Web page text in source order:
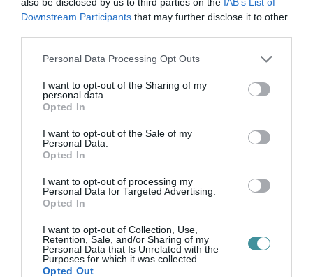
Downstream Participants that may further disclose it to other
Please note that this website/app uses one or more Google
not limited to your visit or usage behaviour. You may click to
grant or deny consent to Google and its third-party tags to
use your data for below specified purposes in below Google
consent section.
Personal Data Processing Opt Outs
I want to opt-out of the Sharing of my
personal data.
Opted In
I want to opt-out of the Sale of my
Personal Data.
Opted In
I want to opt-out of processing my
Personal Data for Targeted Advertising.
Opted In
I want to opt-out of Collection, Use,
Retention, Sale, and/or Sharing of my
Personal Data that Is Unrelated with the
Purposes for which it was collected.
Opted Out
Ne maradjon le a legfrissebb hírekről, kövessen